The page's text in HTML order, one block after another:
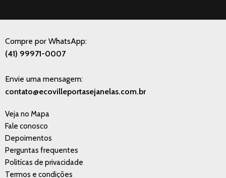
Compre por WhatsApp:
(41) 99971-0007
Envie uma mensagem:
contato@ecovilleportasejanelas.com.br
Veja no Mapa
Fale conosco
Depoimentos
Perguntas frequentes
Politícas de privacidade
Termos e condições